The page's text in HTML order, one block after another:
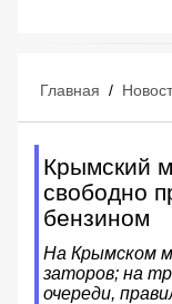
Главная /
Крымский
свободно
бензином
На Крымском
заторов; на
очереди,